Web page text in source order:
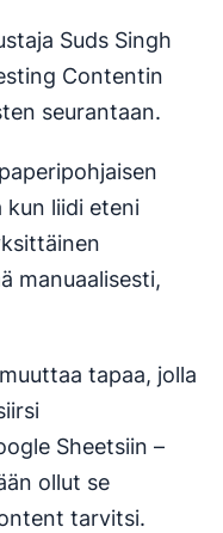
Suds Singh
Contentin
seurantaan.
kun liidi eteni
manuaalisesti,
tapaa, jolla
Sheetsiin –
ollut se
tarvitsi.